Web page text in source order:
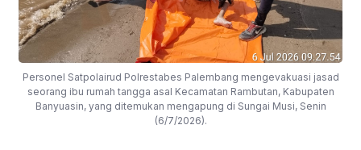
Personel Satpolairud Polrestabes Palembang mengevakuasi jasad
seorang ibu rumah tangga asal Kecamatan Rambutan, Kabupaten
Banyuasin, yang ditemukan mengapung di Sungai Musi, Senin
(6/7/2026).